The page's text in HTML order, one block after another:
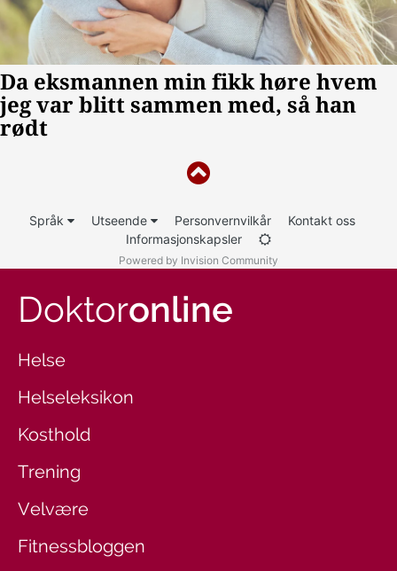
Språk Utseende Personvernvilkår
Kontakt oss
Informasjonskapsler
Powered by Invision Community
Doktoronline
Helse
Helseleksikon
Kosthold
Trening
Velvære
Fitnessbloggen